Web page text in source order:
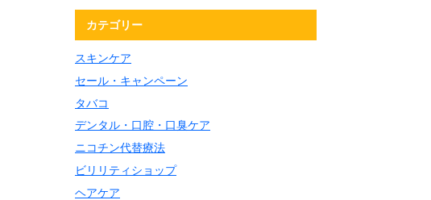
カテゴリー
スキンケア
セール・キャンペーン
タバコ
デンタル・口腔・口臭ケア
ニコチン代替療法
ビリリティショップ
ヘアケア